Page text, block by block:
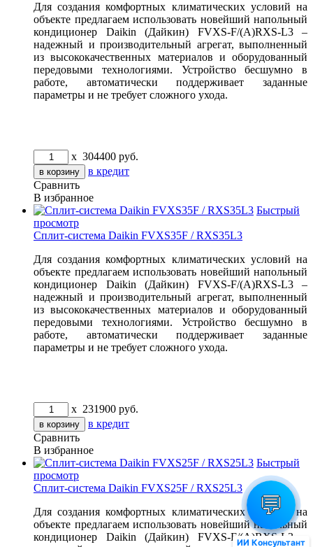
Для создания комфортных климатических условий на
объекте предлагаем использовать новейший напольный
кондиционер Daikin (Дайкин) FVXS-F/(A)RXS-L3 –
надежный и производительный агрегат, выполненный
из высококачественных материалов и оборудованный
передовыми технологиями. Устройство бесшумно в
работе, автоматически поддерживает заданные
параметры и не требует сложного ухода.
x 304400 руб.
в кредит
Сравнить
В избранное
Быстрый
просмотр
Сплит-система Daikin FVXS35F / RXS35L3
Для создания комфортных климатических условий на
объекте предлагаем использовать новейший напольный
кондиционер Daikin (Дайкин) FVXS-F/(A)RXS-L3 –
надежный и производительный агрегат, выполненный
из высококачественных материалов и оборудованный
передовыми технологиями. Устройство бесшумно в
работе, автоматически поддерживает заданные
параметры и не требует сложного ухода.
x 231900 руб.
в кредит
Сравнить
В избранное
Быстрый
просмотр
Сплит-система Daikin FVXS25F / RXS25L3
Для создания комфортных климатических условий на
объекте предлагаем использовать новейший напольный
кондиционер Daikin (Дайкин) FVXS-F/(A)RXS-L3 –
💬
ИИ Консультант